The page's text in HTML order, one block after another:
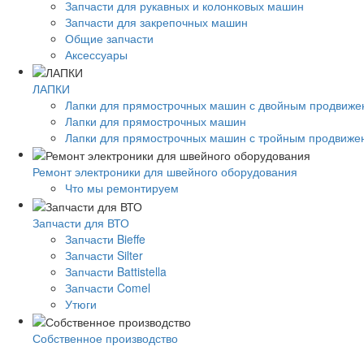
Запчасти для рукавных и колонковых машин
Запчасти для закрепочных машин
Общие запчасти
Аксессуары
ЛАПКИ
Лапки для прямострочных машин с двойным
Лапки для прямострочных машин
Лапки для прямострочных машин с тройным
Ремонт электроники для швейного оборудования
Что мы ремонтируем
Запчасти для ВТО
Запчасти Bieffe
Запчасти Silter
Запчасти Battistella
Запчасти Comel
Утюги
Собственное производство